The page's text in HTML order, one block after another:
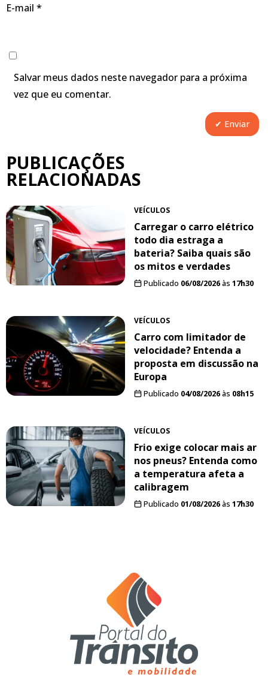
E-mail *
Salvar meus dados neste navegador para a próxima
vez que eu comentar.
PUBLICAÇÕES
RELACIONADAS
VEÍCULOS
Carregar o carro elétrico
todo dia estraga a
bateria? Saiba quais são
os mitos e verdades
Publicado 06/08/2026às 17h30
VEÍCULOS
Carro com limitador de
velocidade? Entenda a
proposta em discussão na
Europa
Publicado 04/08/2026às 08h15
VEÍCULOS
Frio exige colocar mais ar
nos pneus? Entenda como
a temperatura afeta a
calibragem
Publicado 01/08/2026às 17h30